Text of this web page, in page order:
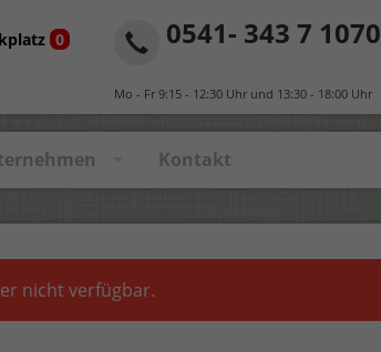
0541- 343 7 1070
Mo - Fr 9:15 - 12:30 Uhr und 13:30 - 18:00 Uhr
0
Kontakt
nicht verfügbar.